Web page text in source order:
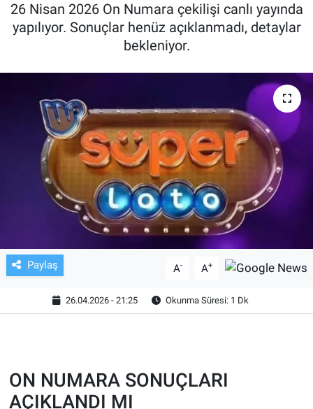
26 Nisan 2026 On Numara çekilişi canlı yayında
yapılıyor. Sonuçlar henüz açıklanmadı, detaylar
bekleniyor.
Paylaş A- A+
26.04.2026 - 21:25 Okunma Süresi: 1 Dk
ON NUMARA SONUÇLARI
AÇIKLANDI MI
1461 TRABZON
TV VE SİNEMA
BASKETBOL
SAĞLIK
KÜLTÜR SANAT
ASAYİŞ
EĞİTİM
ÇEVRE
Haber Arşivi